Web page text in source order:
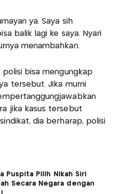
ya. Saya sih
balik lagi ke saya. Nyari
menambahkan.
polisi bisa mengungkap
tersebut. Jika murni
jika kasus tersebut
dia berharap, polisi
Puspita Pilih Nikah Siri
Secara Negara dengan